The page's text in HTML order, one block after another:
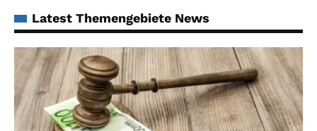
Latest Themengebiete News